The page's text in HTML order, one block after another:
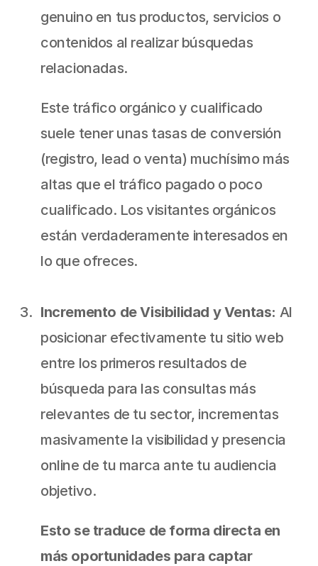
genuino en tus productos, servicios o
contenidos al realizar búsquedas
relacionadas.
Este tráfico orgánico y cualificado
suele tener unas tasas de conversión
(registro, lead o venta) muchísimo más
altas que el tráfico pagado o poco
cualificado. Los visitantes orgánicos
están verdaderamente interesados en
lo que ofreces.
Incremento de Visibilidad y Ventas: Al
posicionar efectivamente tu sitio web
entre los primeros resultados de
búsqueda para las consultas más
relevantes de tu sector, incrementas
masivamente la visibilidad y presencia
online de tu marca ante tu audiencia
objetivo.
Esto se traduce de forma directa en
más oportunidades para captar